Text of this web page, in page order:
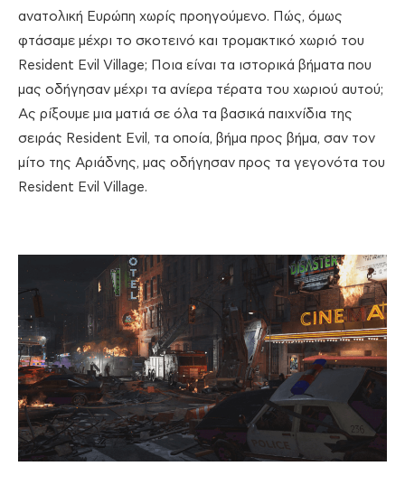
ανατολική Ευρώπη χωρίς προηγούμενο. Πώς, όμως
φτάσαμε μέχρι το σκοτεινό και τρομακτικό χωριό του
Resident Evil Village; Ποια είναι τα ιστορικά βήματα που
μας οδήγησαν μέχρι τα ανίερα τέρατα του χωριού αυτού;
Ας ρίξουμε μια ματιά σε όλα τα βασικά παιχνίδια της
σειράς Resident Evil, τα οποία, βήμα προς βήμα, σαν τον
μίτο της Αριάδνης, μας οδήγησαν προς τα γεγονότα του
Resident Evil Village.